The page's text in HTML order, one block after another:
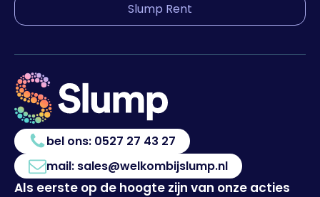
Slump Rent
bel ons: 0527 27 43 27
mail: sales@welkombijslump.nl
Als eerste op de hoogte zijn van onze acties